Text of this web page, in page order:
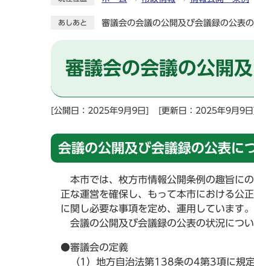
あしあと 審議会の会議の公開及び会議録の公表
審議会の会議の公開
[公開日：2025年9月9日] [更新日：2025年9月9日]
会議の公開及び会議録の公表に
本市では、枚方市情報公開条例の趣旨に
正な運営を確保し、もって本市における公
に関し必要な事項を定め、運用しています。
会議の公開及び会議録の公表の状況につ
●審議会の定義
（1）地方自治法第138条の4第3項に規